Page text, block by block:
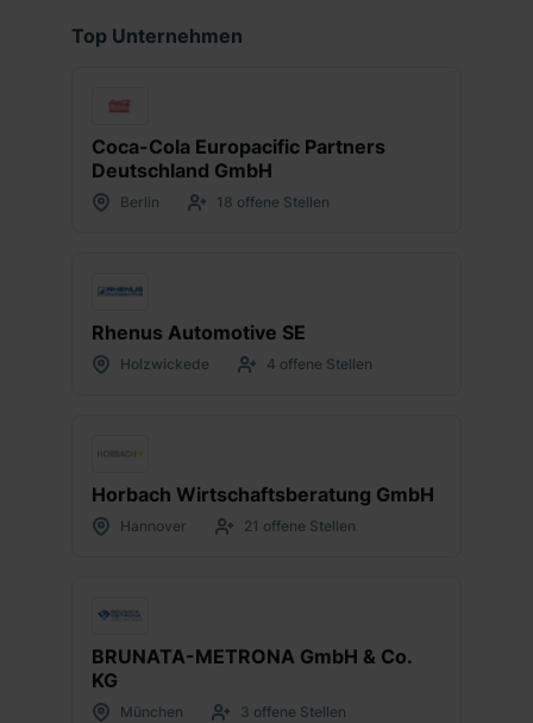
Top Unternehmen
Coca-Cola Europacific Partners
Deutschland GmbH
Berlin 18 offene Stellen
Rhenus Automotive SE
Holzwickede 4 offene Stellen
Horbach Wirtschaftsberatung GmbH
Hannover 21 offene Stellen
BRUNATA-METRONA GmbH & Co.
KG
München 3 offene Stellen